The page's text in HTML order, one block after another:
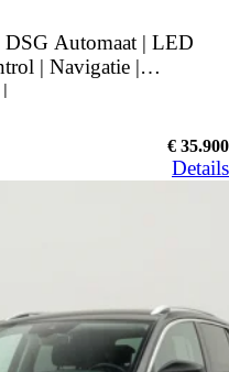
Automaat | LED
| Navigatie |
€ 35.900
Details